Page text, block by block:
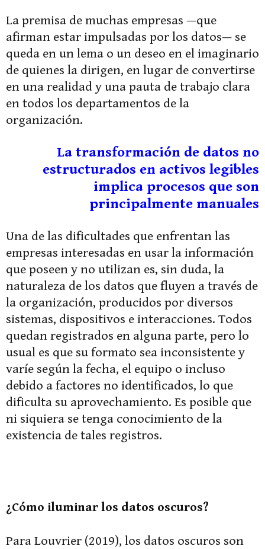
La premisa de muchas empresas —que
afirman estar impulsadas por los datos— se
queda en un lema o un deseo en el imaginario
de quienes la dirigen, en lugar de convertirse
en una realidad y una pauta de trabajo clara
en todos los departamentos de la
organización.
La transformación de datos no
estructurados en activos legibles
implica procesos que son
principalmente manuales
Una de las dificultades que enfrentan las
empresas interesadas en usar la información
que poseen y no utilizan es, sin duda, la
naturaleza de los datos que fluyen a través de
la organización, producidos por diversos
sistemas, dispositivos e interacciones. Todos
quedan registrados en alguna parte, pero lo
usual es que su formato sea inconsistente y
varíe según la fecha, el equipo o incluso
debido a factores no identificados, lo que
dificulta su aprovechamiento. Es posible que
ni siquiera se tenga conocimiento de la
existencia de tales registros.
¿Cómo iluminar los datos oscuros?
Para Louvrier (2019), los datos oscuros son